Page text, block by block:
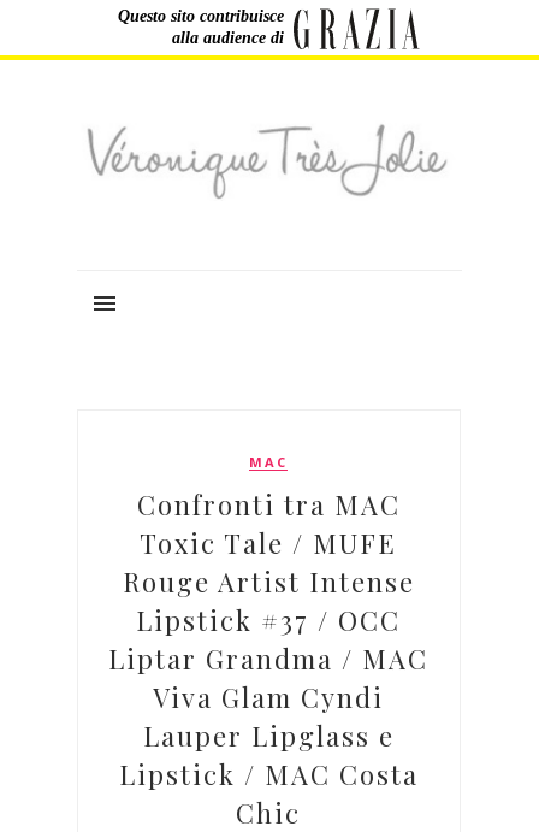
Questo sito contribuisce
alla audience di
MAC
Confronti tra MAC
Toxic Tale / MUFE
Rouge Artist Intense
Lipstick #37 / OCC
Liptar Grandma / MAC
Viva Glam Cyndi
Lauper Lipglass e
Lipstick / MAC Costa
Chic